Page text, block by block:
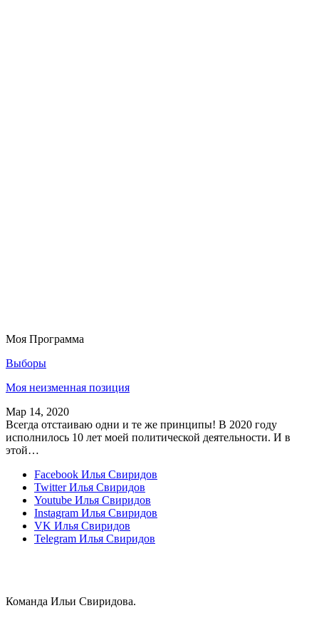
Моя Программа
Выборы
Моя неизменная позиция
Мар 14, 2020
Всегда отстаиваю одни и те же принципы! В 2020 году
исполнилось 10 лет моей политической деятельности. И в
этой…
Facebook Илья Свиридов
Twitter Илья Свиридов
Youtube Илья Свиридов
Instagram Илья Свиридов
VK Илья Свиридов
Telegram Илья Свиридов
Команда Ильи Свиридова.